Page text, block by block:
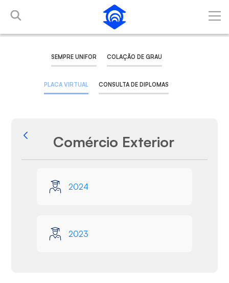
Pular para o Conteúdo principal
SEMPRE UNIFOR COLAÇÃO DE GRAU
PLACA VIRTUAL CONSULTA DE DIPLOMAS
Voltar
Comércio Exterior
2024
2023